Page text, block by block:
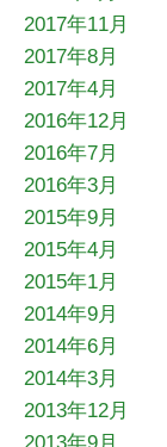
2017年11月
2017年8月
2017年4月
2016年12月
2016年7月
2016年3月
2015年9月
2015年4月
2015年1月
2014年9月
2014年6月
2014年3月
2013年12月